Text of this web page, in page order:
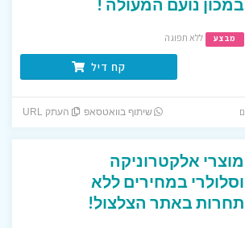
במכון נועם המעולה !
מבצע ללא תפוגה
קח דיל
שיתוף בוואטסאפ העתק URL
מוצרי אלקטרוניקה
וסלולרי במחירים ללא
תחרות באתר הצלצול!